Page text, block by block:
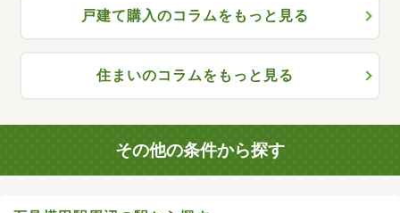
戸建て購入のコラムをもっと見る
住まいのコラムをもっと見る
その他の条件から探す